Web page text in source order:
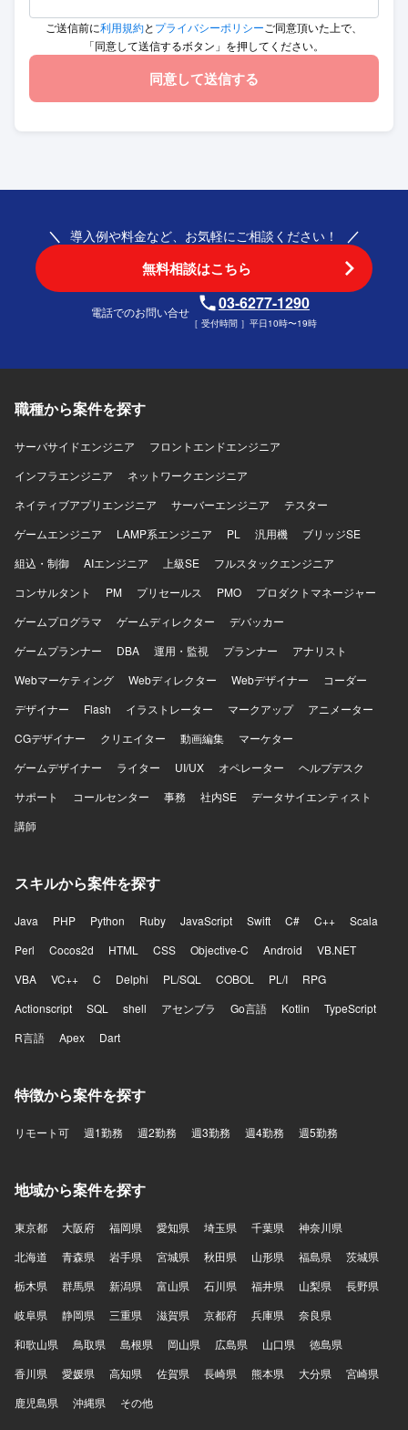
ご送信前に利用規約とプライバシーポリシーご同意頂いた上で、
「同意して送信するボタン」を押してください。
同意して送信する
導入例や料金など、お気軽にご相談ください！
無料相談はこちら
電話でのお問い合せ 03-6277-1290
［ 受付時間 ］平日10時〜19時
職種から案件を探す
サーバサイドエンジニア
フロントエンドエンジニア
インフラエンジニア
ネットワークエンジニア
ネイティブアプリエンジニア
サーバーエンジニア
テスター
ゲームエンジニア
LAMP系エンジニア PL 汎用機
ブリッジSE
組込・制御
AIエンジニア 上級SE
フルスタックエンジニア
コンサルタント
PM プリセールス PMO
プロダクトマネージャー
ゲームプログラマ
ゲームディレクター
デバッカー
ゲームプランナー
DBA 運用・監視 プランナー
アナリスト
Webマーケティング
Webディレクター Webデザイナー
コーダー
デザイナー
Flash イラストレーター マークアップ
アニメーター
CGデザイナー
クリエイター 動画編集
マーケター
ゲームデザイナー
ライター UI/UX オペレーター
ヘルプデスク
サポート
コールセンター 事務 社内SE
データサイエンティスト
講師
スキルから案件を探す
Java PHP Python Ruby JavaScript Swift C# C++
Scala
Perl
Cocos2d HTML CSS Objective-C Android
VB.NET
VBA
VC++ C Delphi PL/SQL COBOL PL/I
RPG
Actionscript
SQL shell アセンブラ Go言語 Kotlin
TypeScript
R言語
Apex Dart
特徴から案件を探す
リモート可 週1勤務 週2勤務 週3勤務 週4勤務 週5勤務
地域から案件を探す
東京都 大阪府 福岡県 愛知県 埼玉県 千葉県
神奈川県
北海道
青森県 岩手県 宮城県 秋田県 山形県 福島県
茨城県
栃木県
群馬県 新潟県 富山県 石川県 福井県 山梨県
長野県
岐阜県
静岡県 三重県 滋賀県 京都府 兵庫県
奈良県
和歌山県
鳥取県 島根県 岡山県 広島県 山口県
徳島県
香川県
愛媛県 高知県 佐賀県 長崎県 熊本県 大分県
宮崎県
鹿児島県
沖縄県 その他